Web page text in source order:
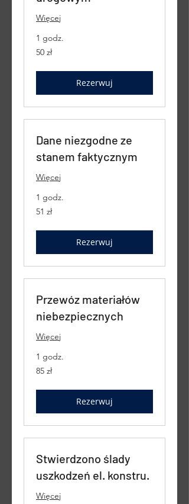
Więcej
1 godz.
50
złotych
50 zł
Rezerwuj
Dane niezgodne ze
stanem faktycznym
Więcej
1 godz.
51
złotych
51 zł
Rezerwuj
Przewóz materiałów
niebezpiecznych
Więcej
1 godz.
85
złotych
85 zł
Rezerwuj
Stwierdzono ślady
uszkodzeń el. konstru.
Więcej